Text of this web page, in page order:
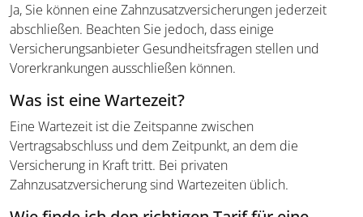
Ja, Sie können eine Zahnzusatzversicherungen jederzeit
abschließen. Beachten Sie jedoch, dass einige
Versicherungsanbieter Gesundheitsfragen stellen und
Vorerkrankungen ausschließen können.
Was ist eine Wartezeit?
Eine Wartezeit ist die Zeitspanne zwischen
Vertragsabschluss und dem Zeitpunkt, an dem die
Versicherung in Kraft tritt. Bei privaten
Zahnzusatzversicherung sind Wartezeiten üblich.